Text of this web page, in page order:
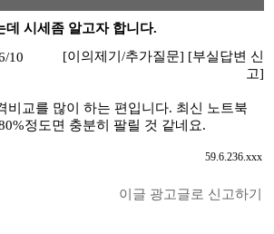
데 시세좀 알고자 합니다.
10
[이의제기/추가질문] [부실답변 신
고]
비교를 많이 하는 편입니다. 최신 노트북
정도면 충분히 팔릴 것 같네요.
59.6.236.xxx
이글 광고글로 신고하기